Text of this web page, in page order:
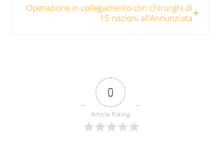
Operazione in collegamento con chirurghi di
15 nazioni all’Annunziata
0
Article Rating